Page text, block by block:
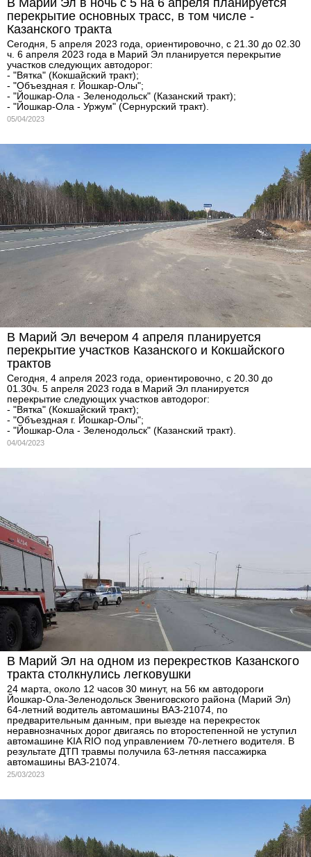
перекрытие основных трасс, в том числе -
Казанского тракта
Сегодня, 5 апреля 2023 года, ориентировочно, с 21.30 до 02.30
ч. 6 апреля 2023 года в Марий Эл планируется перекрытие
участков следующих автодорог:
- "Вятка" (Кокшайский тракт);
- "Объездная г. Йошкар-Олы";
- "Йошкар-Ола - Зеленодольск" (Казанский тракт);
- "Йошкар-Ола - Уржум" (Сернурский тракт).
05/04/2023
В Марий Эл вечером 4 апреля планируется
перекрытие участков Казанского и Кокшайского
трактов
Сегодня, 4 апреля 2023 года, ориентировочно, с 20.30 до
01.30ч. 5 апреля 2023 года в Марий Эл планируется
перекрытие следующих участков автодорог:
- "Вятка" (Кокшайский тракт);
- "Объездная г. Йошкар-Олы";
- "Йошкар-Ола - Зеленодольск" (Казанский тракт).
04/04/2023
В Марий Эл на одном из перекрестков Казанского
тракта столкнулись легковушки
24 марта, около 12 часов 30 минут, на 56 км автодороги
Йошкар-Ола-Зеленодольск Звениговского района (Марий Эл)
64-летний водитель автомашины ВАЗ-21074, по
предварительным данным, при выезде на перекресток
неравнозначных дорог двигаясь по второстепенной не уступил
автомашине KIA RIO под управлением 70-летнего водителя. В
результате ДТП травмы получила 63-летняя пассажирка
автомашины ВАЗ-21074.
25/03/2023